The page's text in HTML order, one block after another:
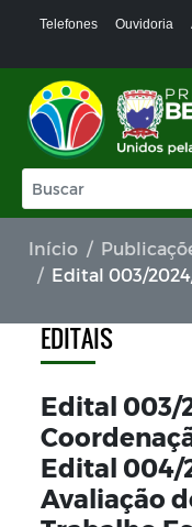
Telefones Ouvidoria
Início
Edital 003/2024/ PSS Coordenação Pedagógica Edital 004/2024- Resultado da Avaliação
EDITAIS
Edital 003/
Edital 004/
Avaliação